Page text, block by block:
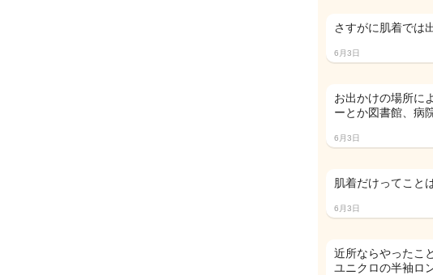
さすがに肌着では
6月3日
お出かけの場所に
ーとか図書館、病
6月3日
肌着だけってこと
6月3日
近所ならやったこ
ユニクロの半袖ロ